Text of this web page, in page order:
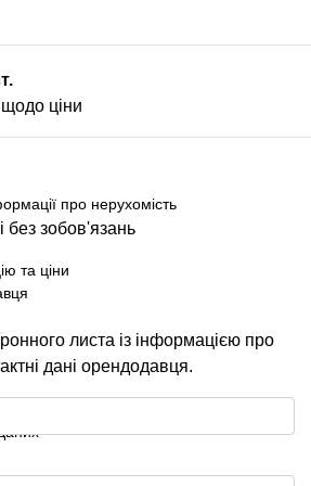
ціни
про нерухомість
без зобов'язань
та ціни
листа із інформацією про
дані орендодавця.